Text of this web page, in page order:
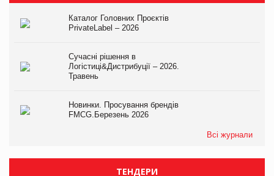
Каталог Головних Проєктів
PrivateLabel – 2026
Сучасні рішення в
Логістиці&Дистрибуції – 2026.
Травень
Новинки. Просування брендів
FMCG.Березень 2026
Всі журнали
ТЕНДЕРИ